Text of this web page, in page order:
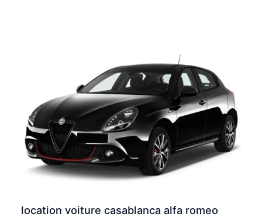
location voiture casablanca alfa romeo